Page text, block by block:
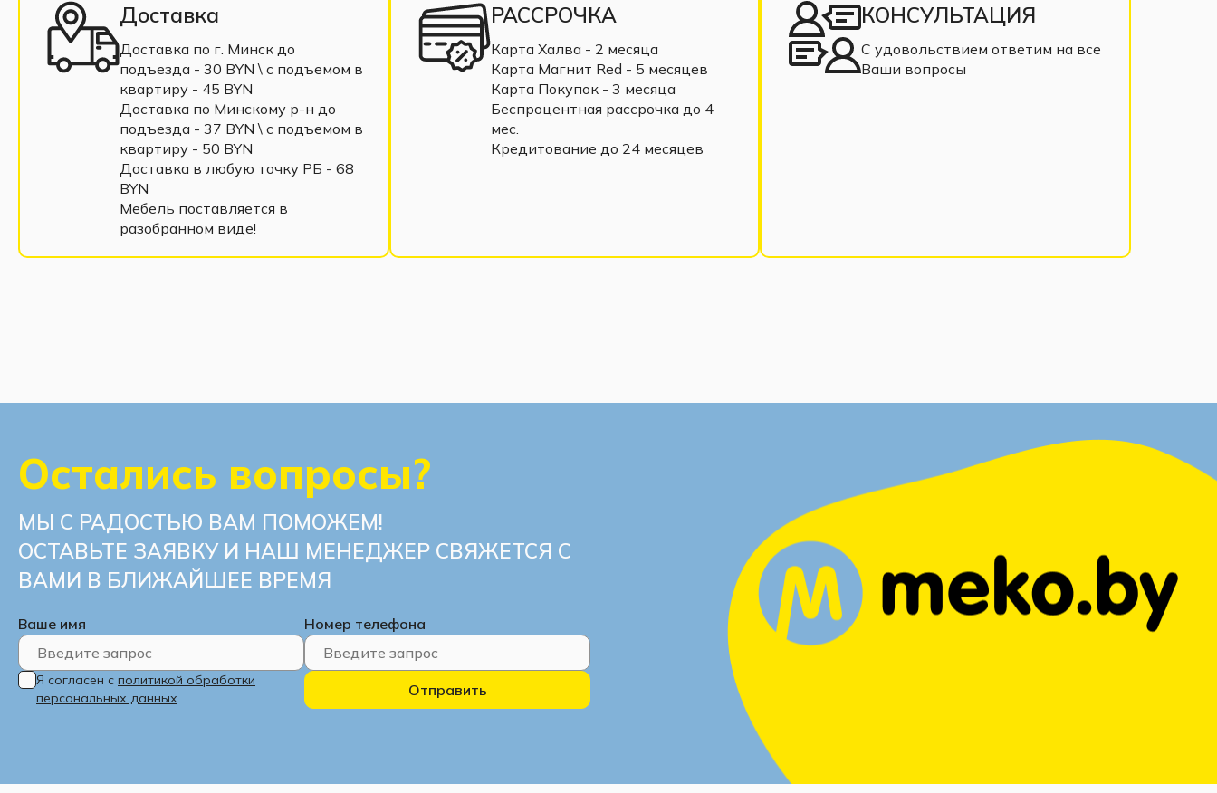
Доставка
Доставка по г. Минск до
подъезда - 30 BYN \ c подъемом в
квартиру - 45 BYN
Доставка по Минскому р-н до
подъезда - 37 BYN \ c подъемом в
квартиру - 50 BYN
Доставка в любую точку РБ - 68
BYN
Мебель поставляется в
разобранном виде!
РАССРОЧКА
Карта Халва - 2 месяца
Карта Магнит Red - 5 месяцев
Карта Покупок - 3 месяца
Беспроцентная рассрочка до 4
мес.
Кредитование до 24 месяцев
КОНСУЛЬТАЦИЯ
С удовольствием ответим на все
Ваши вопросы
Остались вопросы?
МЫ С РАДОСТЬЮ ВАМ ПОМОЖЕМ!
ОСТАВЬТЕ ЗАЯВКУ И НАШ МЕНЕДЖЕР СВЯЖЕТСЯ С
ВАМИ В БЛИЖАЙШЕЕ ВРЕМЯ
Ваше имя Номер телефона
Я согласен с политикой обработки
персональных данных
Отправить